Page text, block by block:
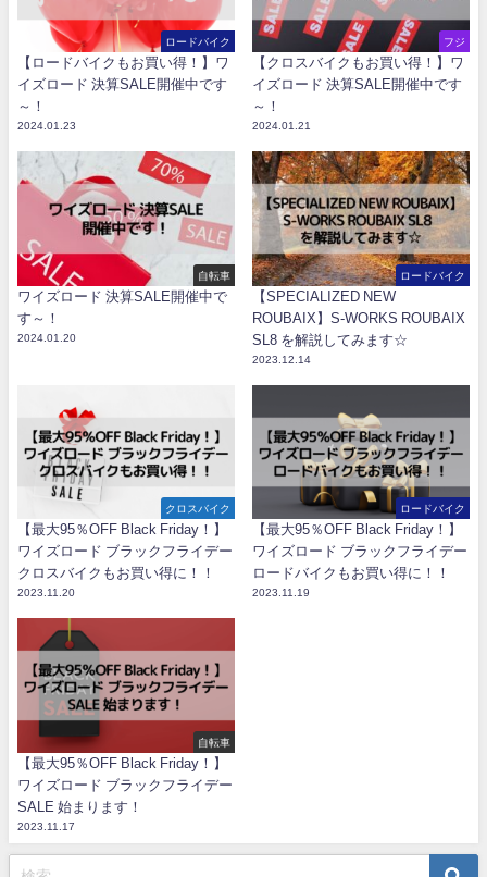
ロードバイク
【ロードバイクもお買い得！】ワ
イズロード 決算SALE開催中です
～！
2024.01.23
フジ
【クロスバイクもお買い得！】ワ
イズロード 決算SALE開催中です
～！
2024.01.21
自転車
ワイズロード 決算SALE開催中で
す～！
2024.01.20
ロードバイク
【SPECIALIZED NEW
ROUBAIX】S-WORKS ROUBAIX
SL8 を解説してみます☆
2023.12.14
クロスバイク
【最大95％OFF Black Friday！】
ワイズロード ブラックフライデー
クロスバイクもお買い得に！！
2023.11.20
ロードバイク
【最大95％OFF Black Friday！】
ワイズロード ブラックフライデー
ロードバイクもお買い得に！！
2023.11.19
自転車
【最大95％OFF Black Friday！】
ワイズロード ブラックフライデー
SALE 始まります！
2023.11.17